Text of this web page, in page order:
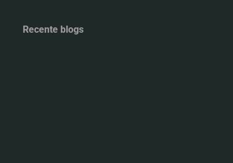
Recente blogs